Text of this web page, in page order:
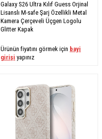
Galaxy S26 Ultra Kılıf Guess Orjinal
Lisanslı M-safe Şarj Özellikli Metal
Kamera Çerçeveli Üçgen Logolu
Glitter Kapak
Ürünün fiyatını görmek için bayi
girişi yapınız